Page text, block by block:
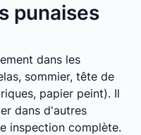
punaises
dans les
sommier, tête de
papier peint). Il
dans d'autres
inspection complète.